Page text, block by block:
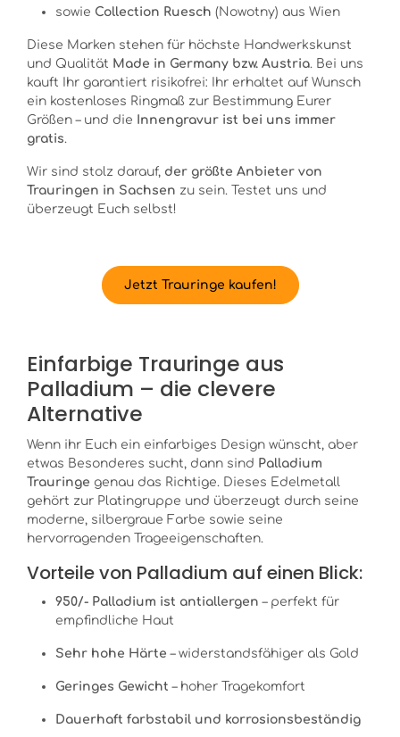
sowie Collection Ruesch (Nowotny) aus Wien
Diese Marken stehen für höchste Handwerkskunst
und Qualität Made in Germany bzw. Austria. Bei uns
kauft Ihr garantiert risikofrei: Ihr erhaltet auf Wunsch
ein kostenloses Ringmaß zur Bestimmung Eurer
Größen – und die Innengravur ist bei uns immer
gratis.
Wir sind stolz darauf, der größte Anbieter von
Trauringen in Sachsen zu sein. Testet uns und
überzeugt Euch selbst!
Jetzt Trauringe kaufen!
Einfarbige Trauringe aus
Palladium – die clevere
Alternative
Wenn ihr Euch ein einfarbiges Design wünscht, aber
etwas Besonderes sucht, dann sind Palladium
Trauringe genau das Richtige. Dieses Edelmetall
gehört zur Platingruppe und überzeugt durch seine
moderne, silbergraue Farbe sowie seine
hervorragenden Trageeigenschaften.
Vorteile von Palladium auf einen Blick:
950/- Palladium ist antiallergen – perfekt für
empfindliche Haut
Sehr hohe Härte – widerstandsfähiger als Gold
Geringes Gewicht – hoher Tragekomfort
Dauerhaft farbstabil und korrosionsbeständig